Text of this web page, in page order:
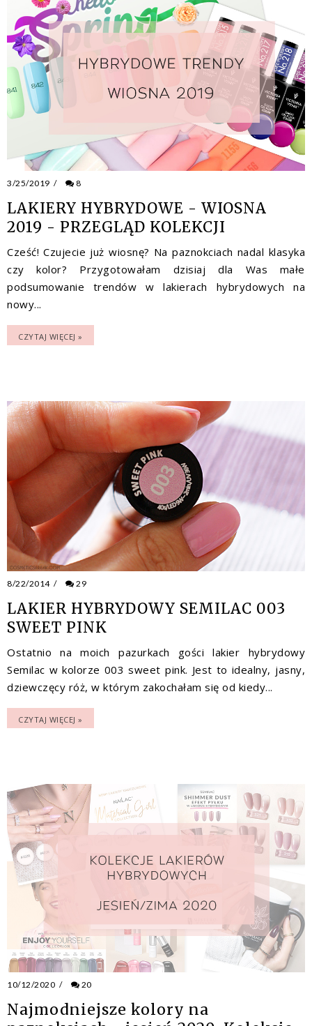
3/25/2019 / 8
LAKIERY HYBRYDOWE - WIOSNA
2019 - PRZEGLĄD KOLEKCJI
Cześć! Czujecie już wiosnę? Na paznokciach nadal klasyka
czy kolor? Przygotowałam dzisiaj dla Was małe
podsumowanie trendów w lakierach hybrydowych na
nowy...
CZYTAJ WIĘCEJ »
8/22/2014 / 29
LAKIER HYBRYDOWY SEMILAC 003
SWEET PINK
Ostatnio na moich pazurkach gości lakier hybrydowy
Semilac w kolorze 003 sweet pink. Jest to idealny, jasny,
dziewczęcy róż, w którym zakochałam się od kiedy...
CZYTAJ WIĘCEJ »
10/12/2020 / 20
Najmodniejsze kolory na